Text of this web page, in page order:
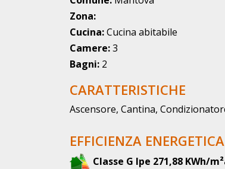
Zona:
Cucina:Cucina abitabile
Camere:3
Bagni: 2
CARATTERISTICHE
Ascensore, Cantina,
EFFICIENZA ENERGETICA
Classe G Ipe 271,88 KWh/